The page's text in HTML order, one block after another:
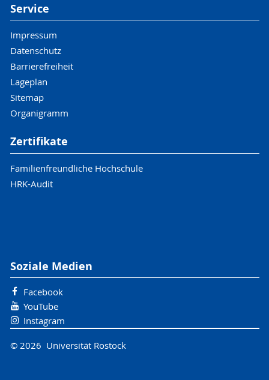
Service
Impressum
Datenschutz
Barrierefreiheit
Lageplan
Sitemap
Organigramm
Zertifikate
Familienfreundliche Hochschule
HRK-Audit
Soziale Medien
Facebook
YouTube
Instagram
© 2026 Universität Rostock